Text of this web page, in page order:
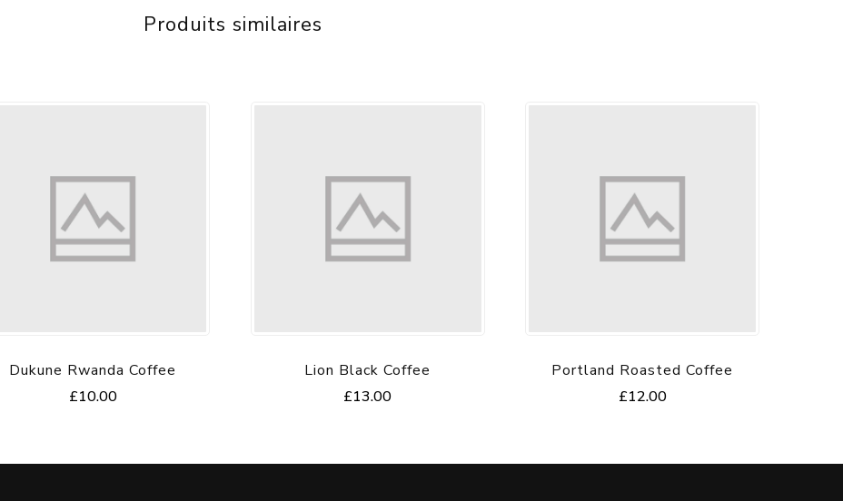
Produits similaires
Dukune Rwanda Coffee
£10.00
Lion Black Coffee
£13.00
Portland Roasted Coffee
£12.00